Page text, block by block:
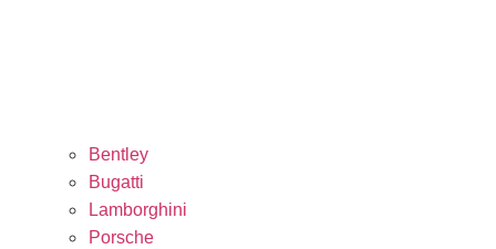
Bentley
Bugatti
Lamborghini
Porsche